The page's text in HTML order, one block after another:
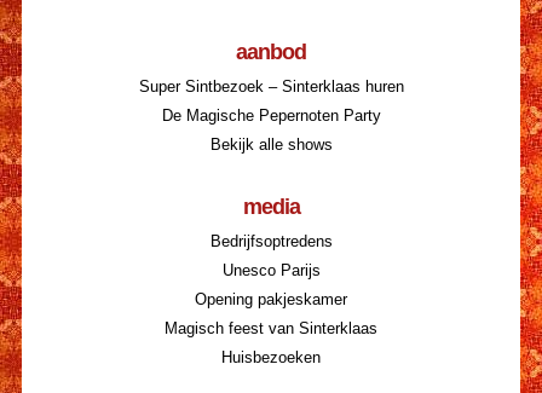
aanbod
Super Sintbezoek – Sinterklaas huren
De Magische Pepernoten Party
Bekijk alle shows
media
Bedrijfsoptredens
Unesco Parijs
Opening pakjeskamer
Magisch feest van Sinterklaas
Huisbezoeken